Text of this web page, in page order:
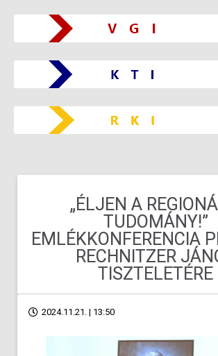
„ÉLJEN A
TUDOMÁNY!”
EMLÉKKONFERENCIA
RECHNITZER
TISZTELETÉRE
2024.11.21. | 13:50